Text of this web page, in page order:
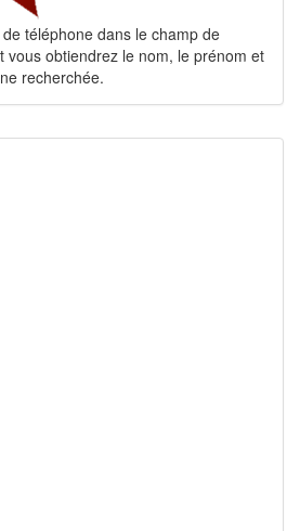
téléphone dans le champ de
vous obtiendrez le nom, le prénom et
recherchée.